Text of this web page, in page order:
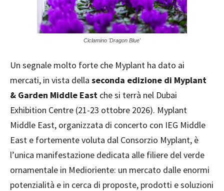
Ciclamino 'Dragon Blue'
Un segnale molto forte che Myplant ha dato ai
mercati, in vista della seconda edizione di Myplant
& Garden Middle East che si terrà nel Dubai
Exhibition Centre (21-23 ottobre 2026). Myplant
Middle East, organizzata di concerto con IEG Middle
East e fortemente voluta dal Consorzio Myplant, è
l’unica manifestazione dedicata alle filiere del verde
ornamentale in Medioriente: un mercato dalle enormi
potenzialità e in cerca di proposte, prodotti e soluzioni